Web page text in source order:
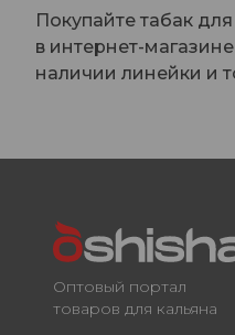
Покупайте табак
в интернет-
наличии линейки и
Оптовый портал
товаров для кальяна